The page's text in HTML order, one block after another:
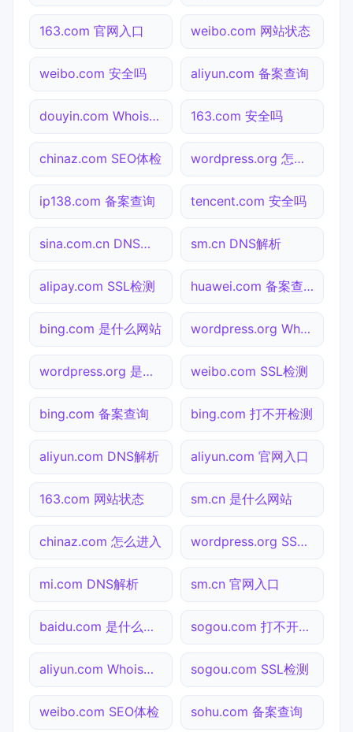
163.com 官网入口 weibo.com 网站状态
weibo.com 安全吗 aliyun.com 备案查询
douyin.com Whois查询 163.com 安全吗
chinaz.com SEO体检 wordpress.org 怎么进入
ip138.com 备案查询 tencent.com 安全吗
sina.com.cn DNS解析 sm.cn DNS解析
alipay.com SSL检测 huawei.com 备案查询
bing.com 是什么网站 wordpress.org Whois查询
wordpress.org 是什么网站 weibo.com SSL检测
bing.com 备案查询 bing.com 打不开检测
aliyun.com DNS解析 aliyun.com 官网入口
163.com 网站状态 sm.cn 是什么网站
chinaz.com 怎么进入 wordpress.org SSL检测
mi.com DNS解析 sm.cn 官网入口
baidu.com 是什么网站 sogou.com 打不开检测
aliyun.com Whois查询 sogou.com SSL检测
weibo.com SEO体检 sohu.com 备案查询